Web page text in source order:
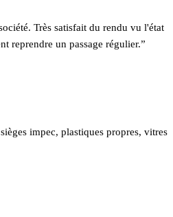
Très satisfait du rendu vu l'état
reprendre un passage régulier.”
impec, plastiques propres, vitres